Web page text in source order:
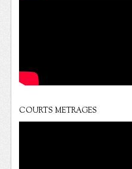
COURTS METRAGES